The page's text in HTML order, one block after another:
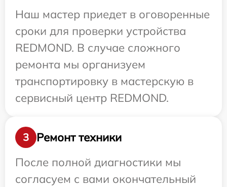
Наш мастер приедет в оговоренные
сроки для проверки устройства
REDMOND. В случае сложного
ремонта мы организуем
транспортировку в мастерскую в
сервисный центр REDMOND.
3
Ремонт техники
После полной диагностики мы
согласуем с вами окончательный